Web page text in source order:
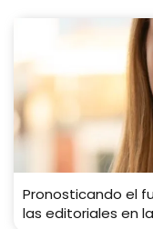
Pronosticando el
las editoriales en